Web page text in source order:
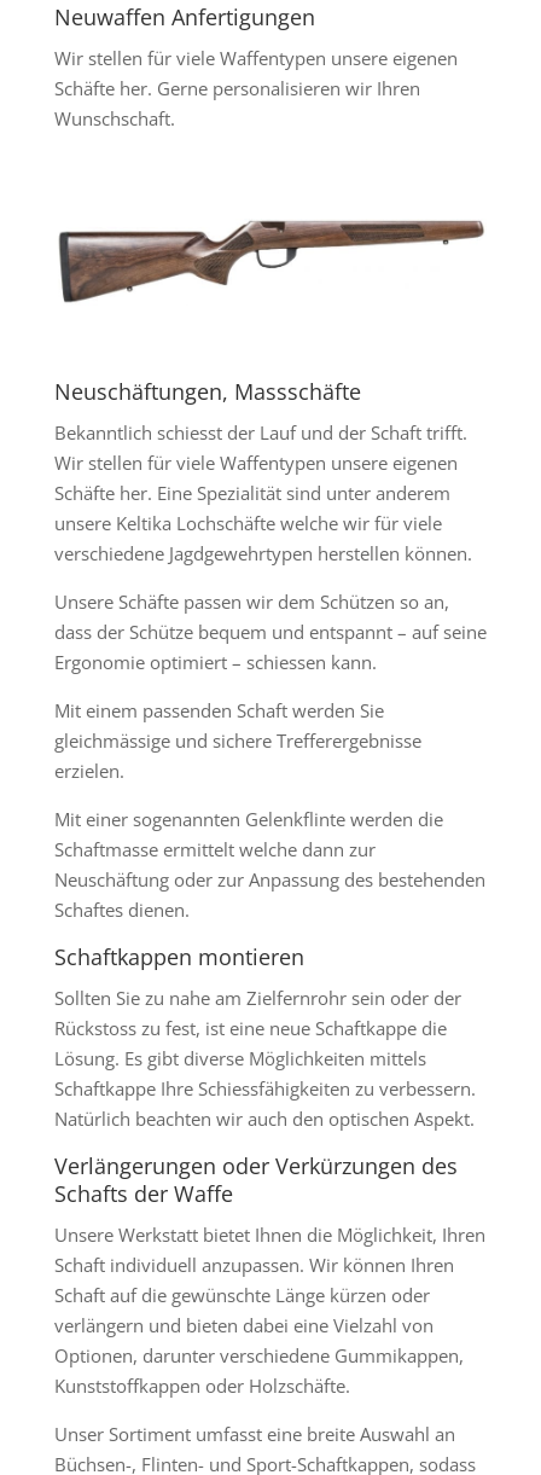
Neuwaffen Anfertigungen
Wir stellen für viele Waffentypen unsere eigenen
Schäfte her. Gerne personalisieren wir Ihren
Wunschschaft.
Neuschäftungen, Massschäfte
Bekanntlich schiesst der Lauf und der Schaft trifft.
Wir stellen für viele Waffentypen unsere eigenen
Schäfte her. Eine Spezialität sind unter anderem
unsere Keltika Lochschäfte welche wir für viele
verschiedene Jagdgewehrtypen herstellen können.
Unsere Schäfte passen wir dem Schützen so an,
dass der Schütze bequem und entspannt – auf seine
Ergonomie optimiert – schiessen kann.
Mit einem passenden Schaft werden Sie
gleichmässige und sichere Trefferergebnisse
erzielen.
Mit einer sogenannten Gelenkflinte werden die
Schaftmasse ermittelt welche dann zur
Neuschäftung oder zur Anpassung des bestehenden
Schaftes dienen.
Schaftkappen montieren
Sollten Sie zu nahe am Zielfernrohr sein oder der
Rückstoss zu fest, ist eine neue Schaftkappe die
Lösung. Es gibt diverse Möglichkeiten mittels
Schaftkappe Ihre Schiessfähigkeiten zu verbessern.
Natürlich beachten wir auch den optischen Aspekt.
Verlängerungen oder Verkürzungen des
Schafts der Waffe
Unsere Werkstatt bietet Ihnen die Möglichkeit, Ihren
Schaft individuell anzupassen. Wir können Ihren
Schaft auf die gewünschte Länge kürzen oder
verlängern und bieten dabei eine Vielzahl von
Optionen, darunter verschiedene Gummikappen,
Kunststoffkappen oder Holzschäfte.
Unser Sortiment umfasst eine breite Auswahl an
Büchsen-, Flinten- und Sport-Schaftkappen, sodass